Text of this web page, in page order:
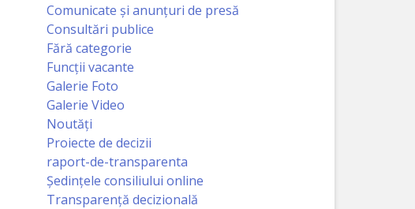
Comunicate și anunțuri de presă
Consultări publice
Fără categorie
Funcții vacante
Galerie Foto
Galerie Video
Noutăți
Proiecte de decizii
raport-de-transparenta
Ședințele consiliului online
Transparență decizională